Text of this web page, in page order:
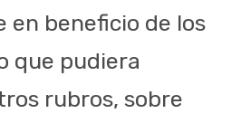
beneficio de los
que pudiera
rubros, sobre